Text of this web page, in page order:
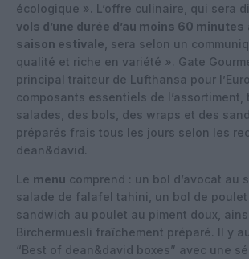
écologique ». L’offre culinaire, qui sera
vols d’une durée d’au moins 60 minutes
saison estivale , sera selon un
qualité et riche en variété ». Gate
principal traiteur de Lufthansa pour
composants essentiels de l’assortiment,
salades, des bols, des wraps et des
préparés frais tous les jours selon les
dean&david.
Le menu comprend : un bol d’avocat au
salade de falafel tahini, un bol de
sandwich au poulet au piment doux,
Birchermuesli fraîchement préparé. Il y
“Best of dean&david boxes” avec une